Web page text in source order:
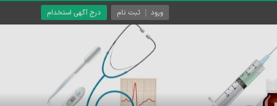
درج آگهی استخدام ورود ثبت نام